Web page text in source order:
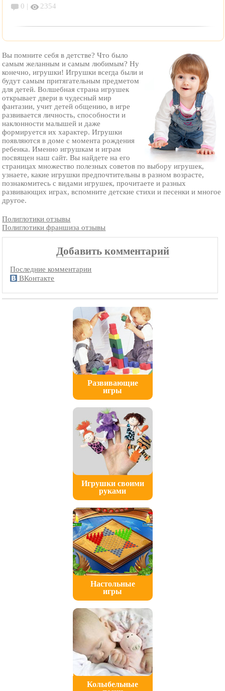
0 |
2354
Вы помните себя в детстве? Что было
самым желанным и самым любимым? Ну
конечно, игрушки! Игрушки всегда были и
будут самым притягательным предметом
для детей. Волшебная страна игрушек
открывает двери в чудесный мир
фантазии, учит детей общению, в игре
развивается личность, способности и
наклонности малышей и даже
формируется их характер. Игрушки
появляются в доме с момента рождения
ребенка. Именно игрушкам и играм
посвящен наш сайт. Вы найдете на его
страницах множество полезных советов по выбору игрушек,
узнаете, какие игрушки предпочтительны в разном возрасте,
познакомитесь с видами игрушек, прочитаете и разных
развивающих играх, вспомните детские стихи и песенки и многое
другое.
Полиглотики отзывы
Полиглотики франшиза отзывы
Добавить комментарий
Последние комментарии
ВКонтакте
Развивающие
игры
Игрушки своими
руками
Настольные
игры
Колыбельные